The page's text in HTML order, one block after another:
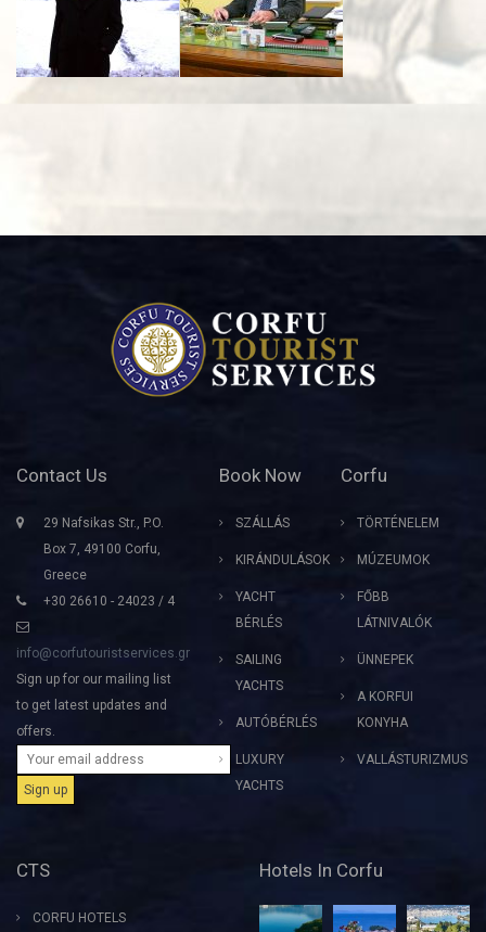
Contact Us
29 Nafsikas Str., P.O.
Box 7, 49100 Corfu,
Greece
+30 26610 - 24023 / 4
info@corfutouristservices.gr
Sign up for our mailing list
to get latest updates and
offers.
Book Now
SZÁLLÁS
KIRÁNDULÁSOK
YACHT
BÉRLÉS
SAILING
YACHTS
AUTÓBÉRLÉS
LUXURY
YACHTS
Corfu
TÖRTÉNELEM
MÚZEUMOK
FŐBB
LÁTNIVALÓK
ÜNNEPEK
A KORFUI
KONYHA
VALLÁSTURIZMUS
CTS
CORFU HOTELS
Hotels In Corfu